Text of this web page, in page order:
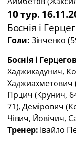
10 тур.
Боснія і
Голи: Зінченко
Боснія і
Хаджикадунич,
Хаджиахметович
Прцич (Крунич,
71), Демірович
Чівич, Йовічич,
Тренер: Івайло